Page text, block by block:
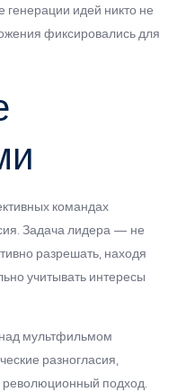
идей никто не
фиксировались для
командах
Задача лидера — не
разрешать, находя
учитывать интересы
мультфильмом
разногласия,
подход.